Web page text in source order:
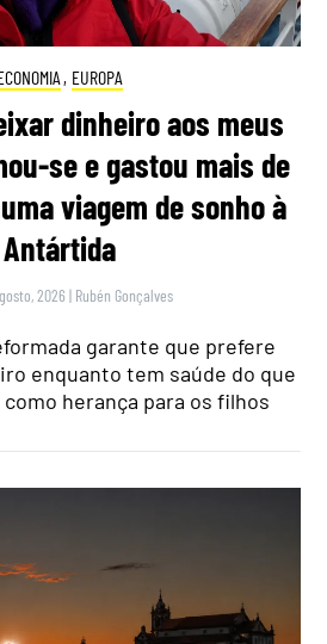
, EUROPA
dinheiro aos meus
se e gastou mais de
viagem de sonho à
Antártida
2026 | Rubén Gonçalves
garante que prefere
enquanto tem saúde do que
herança para os filhos